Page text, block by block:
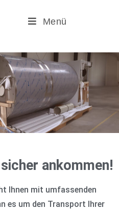
Menü
ankommen!
Ihnen mit umfassenden
es um den Transport Ihrer